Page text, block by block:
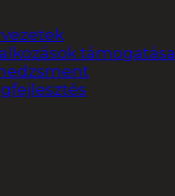
támogatása